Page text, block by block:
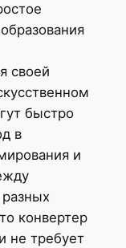
своей
быстро
в
и
конвертер
не требует